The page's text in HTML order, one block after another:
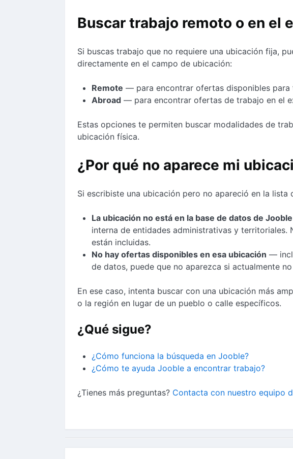
Buscar trabajo remoto o en el
Si buscas trabajo que no requiere una ubicación fija,
directamente en el campo de ubicación:
Remote — para encontrar ofertas disponibles para
Abroad — para encontrar ofertas de trabajo en el
Estas opciones te permiten buscar modalidades de
ubicación física.
¿Por qué no aparece mi
Si escribiste una ubicación pero no apareció en la lista
La ubicación no está en la base de datos de Jooble
interna de entidades administrativas y
están incluidas.
No hay ofertas disponibles en esa ubicación —
de datos, puede que no aparezca si actualmente
En ese caso, intenta buscar con una ubicación más
o la región en lugar de un pueblo o calle específicos.
¿Qué sigue?
¿Cómo funciona la búsqueda en Jooble?
¿Cómo te ayuda Jooble a encontrar trabajo?
¿Tienes más preguntas? Contacta con nuestro equipo